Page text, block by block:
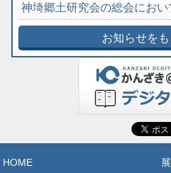
神埼郷土研究会の総会にお
お知らせを
HOME